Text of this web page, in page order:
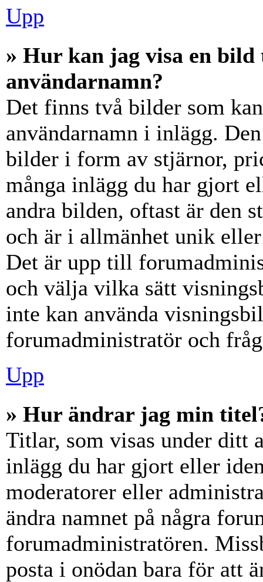
Upp
» Hur kan jag visa en
användarnamn?
Det finns två bilder som
användarnamn i inlägg.
bilder i form av stjärnor,
många inlägg du har gjort
andra bilden, oftast är den
och är i allmänhet unik
Det är upp till
och välja vilka sätt
inte kan använda
forumadministratör och
Upp
» Hur ändrar jag min
Titlar, som visas under ditt
inlägg du har gjort eller
moderatorer eller
ändra namnet på några
forumadministratören.
posta i onödan bara för att